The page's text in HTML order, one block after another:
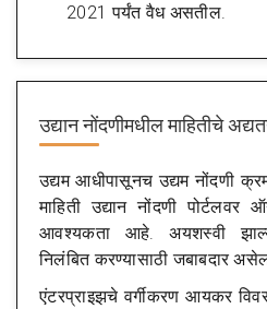
2021 पर्यंत वैध असतील.
उद्यान नोंदणीमधील माहितीचे
उद्यम आधीपासूनच उद्यम नोंदणी
माहिती उद्यान नोंदणी पोर्टलवर
आवश्यकता आहे. अयशस्वी
निलंबित करण्यासाठी जबाबदार
एंटरप्राइझचे वर्गीकरण आयकर